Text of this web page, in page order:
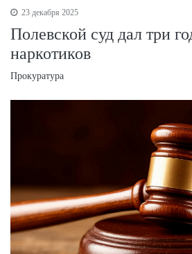
23 декабря 2025
Полевской суд дал три
наркотиков
Прокуратура